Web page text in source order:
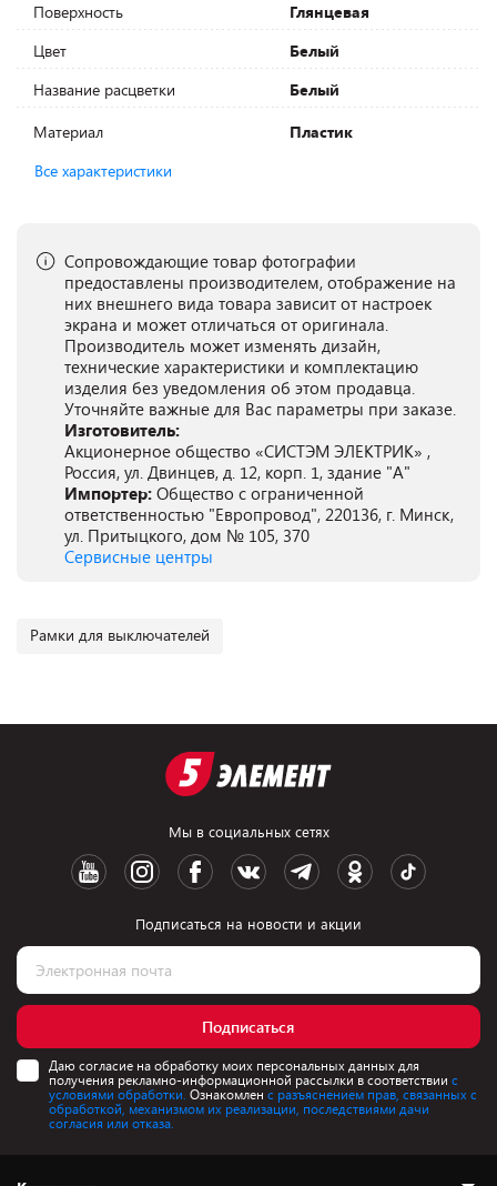
Поверхность
Глянцевая
Цвет
Белый
Название расцветки
Белый
Материал
Пластик
Все характеристики
Сопровождающие товар фотографии
предоставлены производителем, отображение на
них внешнего вида товара зависит от настроек
экрана и может отличаться от оригинала.
Производитель может изменять дизайн,
технические характеристики и комплектацию
изделия без уведомления об этом продавца.
Уточняйте важные для Вас параметры при заказе.
Изготовитель:
Акционерное общество «СИСТЭМ ЭЛЕКТРИК» ,
Россия, ул. Двинцев, д. 12, корп. 1, здание "А"
Импортер: Общество с ограниченной
ответственностью "Европровод", 220136, г. Минск,
ул. Притыцкого, дом № 105, 370
Сервисные центры
Рамки для выключателей
Мы в социальных сетях
Подписаться на новости и акции
Подписаться
Даю согласие на обработку моих персональных данных для
получения рекламно-информационной рассылки в соответствии с
условиями обработки. Ознакомлен с разъяснением прав, связанных с
обработкой, механизмом их реализации, последствиями дачи
согласия или отказа.